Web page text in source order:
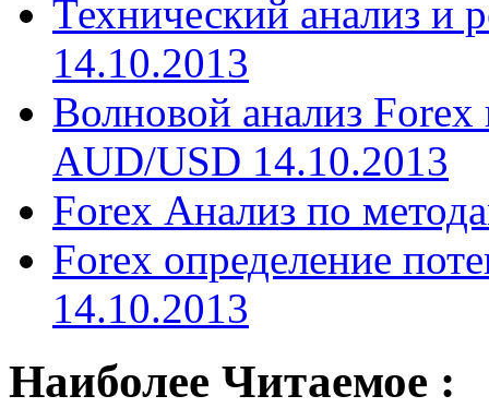
Технический анализ и
14.10.2013
Волновой анализ
AUD/USD 14.10.2013
Forex Анализ по
Forex определение
14.10.2013
Наиболее Читаемое :